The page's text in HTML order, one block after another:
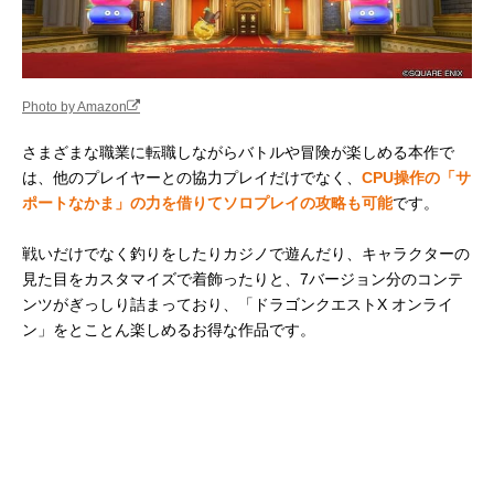
Photo by Amazon
さまざまな職業に転職しながらバトルや冒険が楽しめる本作で
は、他のプレイヤーとの協力プレイだけでなく、 CPU操作の「サ
ポートなかま」の力を借りてソロプレイの攻略も可能です。
戦いだけでなく釣りをしたりカジノで遊んだり、キャラクターの
見た目をカスタマイズで着飾ったりと、7バージョン分のコンテ
ンツがぎっしり詰まっており、「ドラゴンクエストX オンライ
ン」をとことん楽しめるお得な作品です。